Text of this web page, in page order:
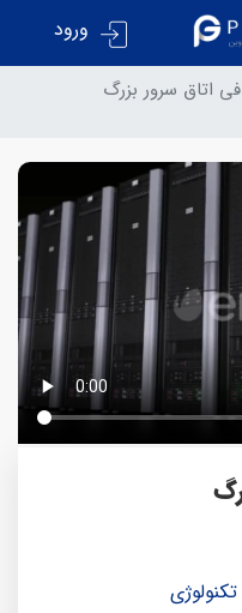
ورود
اتاق سرور بزرگ
تکنولوژی